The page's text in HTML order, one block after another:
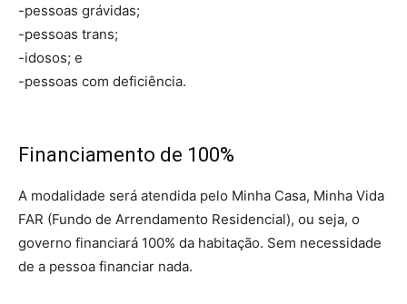
-pessoas grávidas;
-pessoas trans;
-idosos; e
-pessoas com deficiência.
Financiamento de 100%
A modalidade será atendida pelo Minha Casa, Minha Vida
FAR (Fundo de Arrendamento Residencial), ou seja, o
governo financiará 100% da habitação. Sem necessidade
de a pessoa financiar nada.